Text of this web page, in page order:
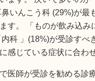
いんこう科 (29%)が
す。 「ものが飲み込
科 」(18%)が受診すべ
感じている症状に合わ
医師が受診を勧める診